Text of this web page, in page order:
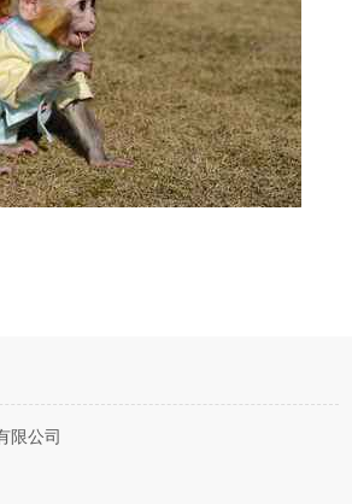
限公司